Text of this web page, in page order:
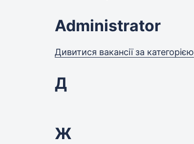
Administrator
Дивитися вакансії за категорією
Д
Ж